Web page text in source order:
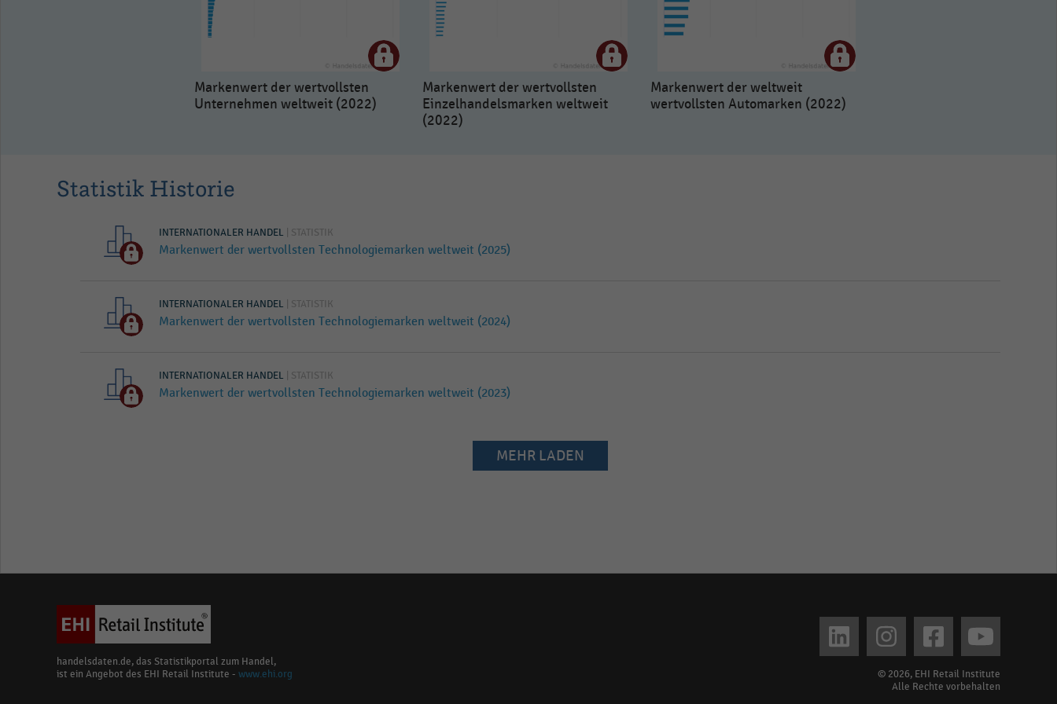
Markenwert der wertvollsten
Unternehmen weltweit (2022)
Markenwert der wertvollsten
Einzelhandelsmarken weltweit
(2022)
Markenwert der weltweit
wertvollsten Automarken (2022)
Statistik Historie
INTERNATIONALER HANDEL | STATISTIK
Markenwert der wertvollsten Technologiemarken weltweit (2025)
INTERNATIONALER HANDEL | STATISTIK
Markenwert der wertvollsten Technologiemarken weltweit (2024)
INTERNATIONALER HANDEL | STATISTIK
Markenwert der wertvollsten Technologiemarken weltweit (2023)
MEHR LADEN
handelsdaten.de, das Statistikportal zum Handel,
ist ein Angebot des EHI Retail Institute - www.ehi.org
© 2026, EHI Retail Institute
Alle Rechte vorbehalten